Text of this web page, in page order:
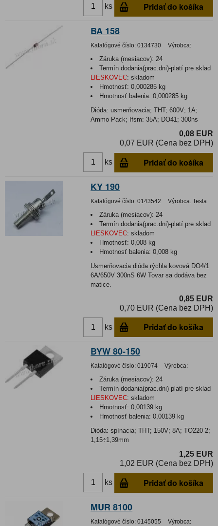
ks Pridať do košíka
BA 158
Katalógové číslo: 0134730 Výrobca:
Záruka (mesiacov): 24
Termín dodania(prac.dni)-platí pre sklad
LIESKOVEC: skladom
Hmotnosť:0,000285 kg
Hmotnosť balenia:0,000285 kg
Dióda: usmerňovacia; THT; 600V; 1A;
Ammo Pack; Ifsm: 35A; DO41; 300ns
0,08 EUR
0,07 EUR (Cena bez DPH)
ks Pridať do košíka
KY 190
Katalógové číslo: 0143542 Výrobca: Tesla
Záruka (mesiacov): 24
Termín dodania(prac.dni)-platí pre sklad
LIESKOVEC: skladom
Hmotnosť:0,008 kg
Hmotnosť balenia:0,008 kg
Usmerňovacia dióda rýchla kovová DO4/1
6A/650V 300nS 6W Tovar sa dodáva bez
matice.
0,85 EUR
0,70 EUR (Cena bez DPH)
ks Pridať do košíka
BYW 80-150
Katalógové číslo: 019074 Výrobca:
Záruka (mesiacov): 24
Termín dodania(prac.dni)-platí pre sklad
LIESKOVEC: skladom
Hmotnosť:0,00139 kg
Hmotnosť balenia:0,00139 kg
Dióda: spínacia; THT; 150V; 8A; TO220-2;
1,15÷1,39mm
1,25 EUR
1,02 EUR (Cena bez DPH)
ks Pridať do košíka
MUR 8100
Katalógové číslo: 0145055 Výrobca: